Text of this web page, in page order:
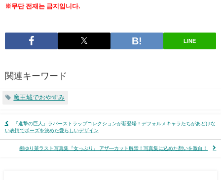
※무단 전재는 금지입니다.
LINE
関連キーワード
魔王城でおやすみ
『進撃の巨人』ラバーストラップコレクションが新登場！デフォルメキャラたちがあどけな
い表情でポーズを決めた愛らしいデザイン
柳ゆり菜ラスト写真集『女っぷり』 アザ―カット解禁！写真集に込めた想いを激白！